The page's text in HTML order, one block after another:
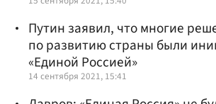
Путин заявил, что многие
по развитию страны были
«Единой Россией»
14 сентября 2021, 15:41